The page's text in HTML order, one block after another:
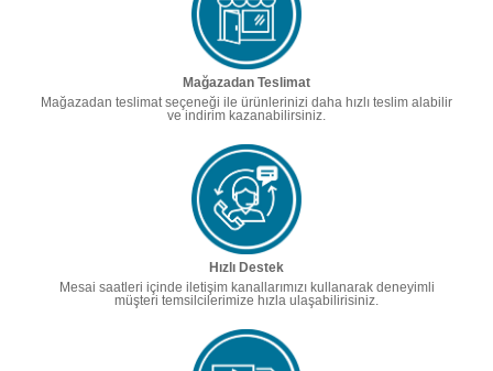
Mağazadan Teslimat
Mağazadan teslimat seçeneği ile ürünlerinizi daha hızlı teslim alabilir
ve indirim kazanabilirsiniz.
Hızlı Destek
Mesai saatleri içinde iletişim kanallarımızı kullanarak deneyimli
müşteri temsilcilerimize hızla ulaşabilirisiniz.